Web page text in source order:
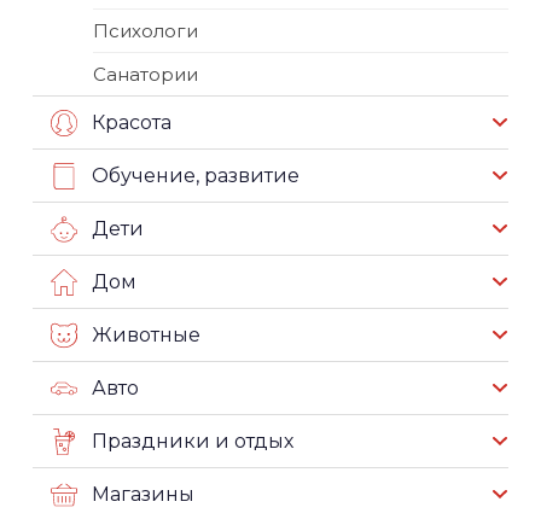
Психологи
Санатории
Красота
Обучение, развитие
Дети
Дом
Животные
Авто
Праздники и отдых
Магазины